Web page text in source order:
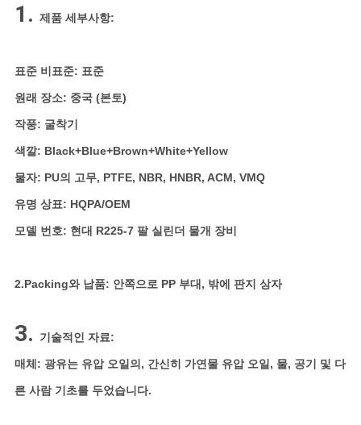
1. 제품 세부사항:
표준 비표준: 표준
원래 장소: 중국 (본토)
작풍: 굴착기
색깔: Black+Blue+Brown+White+Yellow
물자: PU의 고무, PTFE, NBR, HNBR, ACM, VMQ
유명 상표: HQPA/OEM
모델 번호: 현대 R225-7 팔 실린더 물개 장비
2.Packing와 납품: 안쪽으로 PP 부대, 밖에 판지 상자
3. 기술적인 자료:
매체: 광유는 유압 오일의, 간신히 가연물 유압 오일, 물, 공기 및 다
른 사람 기초를 두었습니다.